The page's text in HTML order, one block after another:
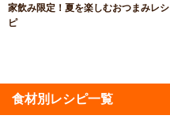
家飲み限定！夏を楽しむおつまみレシ
ピ
食材別レシピ一覧